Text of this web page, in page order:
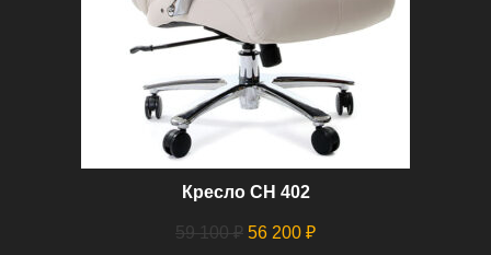
Кресло СН 402
59 100₽ Первоначальная
56 200 ₽Текущая